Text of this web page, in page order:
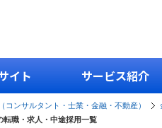
イト サービス紹介
コンサルタント・士業・金融・不動産）
転職・求人・中途採用一覧